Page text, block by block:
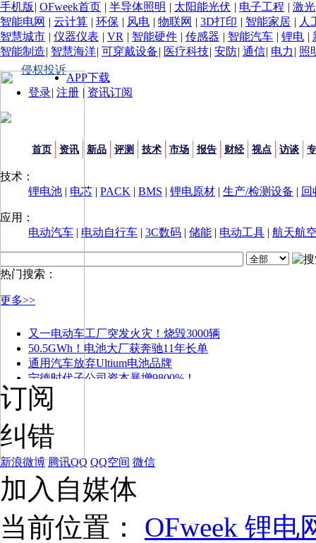
手机版 | OFweek首页 | 半导体照明 | 太阳能光伏 | 电子工程 | 激光
智能电网 | 云计算 | 环保 | 风电 | 物联网 | 3D打印 | 智能家居 | 人
智慧城市 | 仪器仪表 | VR | 智能硬件 | 传感器 | 智能汽车 | 锂电 |
智能制造| 智慧海洋| 可穿戴设备| 医疗科技| 安防| 通信| 电力 | 照
侵权投诉
APP下载
登录| 注册 | 资讯订阅
首页 资讯 新品 评测 技术 市场 报告 财经 视点 访谈
技术：
锂电池 | 电芯 | PACK | BMS | 锂电原材 | 生产/检测设备 | 回
应用：
电动汽车 | 电动自行车 | 3C数码 | 储能 | 电动工具 | 航天航
热门搜索：
更多>>
又一电动车工厂突发火灾！烧毁3000辆
50.5GWh！电池大厂获奔驰11年长单
通用汽车放弃Ultium电池品牌
宁德时代子公司资本暴增9800%！
订阅
纠错
新浪微博 腾讯QQ QQ空间 微信
加入自媒体
当前位置： OFweek 锂电